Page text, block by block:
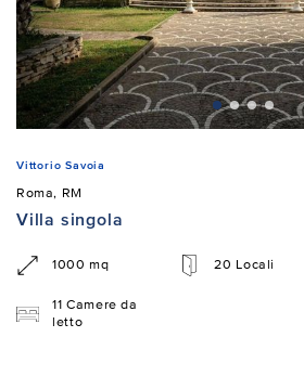
Vittorio Savoia
Roma, RM
Villa singola
1000 mq 20 Locali
11 Camere da
letto